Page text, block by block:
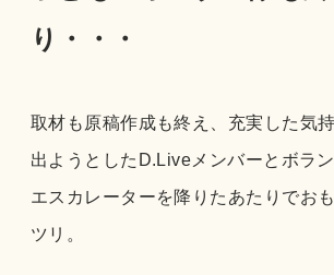
り・・・
取材も原稿作成も終え、充実した気
出ようとしたD.Liveメンバーとボラン
エスカレーターを降りたあたりでお
ツリ。